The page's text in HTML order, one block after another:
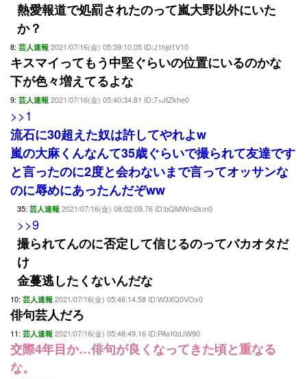
熱愛報道で処罰されたのって嵐大野以外にいた
か？
8: 芸人速報 2021/07/16(金) 05:39:10.05 ID:J1hjd1V10
キスマイってもう中堅ぐらいの位置にいるのかな
下が色々増えてるよな
9: 芸人速報 2021/07/16(金) 05:40:34.81 ID:7+JfZkhe0
>>1
流石に30超えた奴は許してやれよw
嵐の大麻くんなんて35歳ぐらいで撮られて友達です
と言ったのに2度と会わないまで言ってオッサンな
のに辱めにあったんだぞww
35: 芸人速報 2021/07/16(金) 08:02:09.76 ID:bQMWm2km0
>>9
撮られてんのに否定して信じるのってバカオタだ
け
金蔓逃したくないんだな
10: 芸人速報 2021/07/16(金) 05:46:14.58 ID:W3XQ0VOx0
俳句芸人だろ
11: 芸人速報 2021/07/16(金) 05:48:49.16 ID:PAsKbUW90
交際4年目か…俳句が良くなってきた頃と重なる
な。